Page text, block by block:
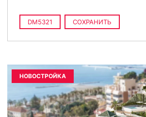
DM5321 СОХРАНИТЬ
НОВОСТРОЙКА